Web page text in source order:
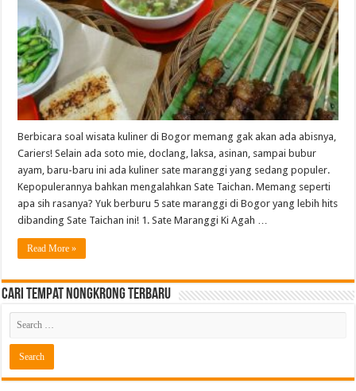
Berbicara soal wisata kuliner di Bogor memang gak akan ada abisnya,
Cariers! Selain ada soto mie, doclang, laksa, asinan, sampai bubur
ayam, baru-baru ini ada kuliner sate maranggi yang sedang populer.
Kepopulerannya bahkan mengalahkan Sate Taichan. Memang seperti
apa sih rasanya? Yuk berburu 5 sate maranggi di Bogor yang lebih hits
dibanding Sate Taichan ini! 1. Sate Maranggi Ki Agah …
Read More »
Cari Tempat Nongkrong Terbaru